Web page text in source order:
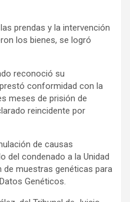
prendas y la intervención
los bienes, se logró
reconoció su
conformidad con la
meses de prisión de
reincidente por
de causas
del condenado a la Unidad
de muestras genéticas para
Genéticos.